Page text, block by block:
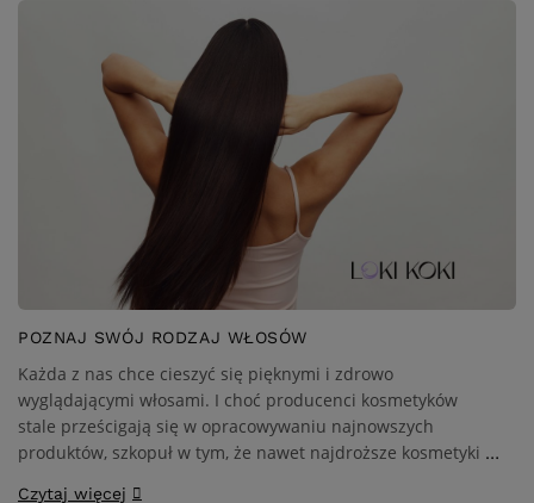
POZNAJ SWÓJ RODZAJ WŁOSÓW
Każda z nas chce cieszyć się pięknymi i zdrowo
wyglądającymi włosami. I choć producenci kosmetyków
stale prześcigają się w opracowywaniu najnowszych
produktów, szkopuł w tym, że nawet najdroższe kosmetyki i
Czytaj więcej